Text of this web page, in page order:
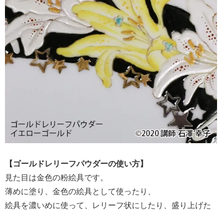
【ゴールドレリーフパウダーの使い方】
見た目は金色の粉絵具です。
薄めに塗り、金色の絵具として使ったり、
絵具を濃いめに使って、レリーフ状にしたり、盛り上げた